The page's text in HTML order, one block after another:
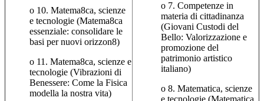
o 10. Matema8ca, scienze
e tecnologie (Matema8ca
essenziale: consolidare le
basi per nuovi orizzon8)
o 11. Matema8ca, scienze e
tecnologie (Vibrazioni di
Benessere: Come la Fisica
modella la nostra vita)
o 7. Competenze in
materia di cittadinanza
(Giovani Custodi del
Bello: Valorizzazione e
promozione del
patrimonio artistico
italiano)
o 8. Matematica, scienze